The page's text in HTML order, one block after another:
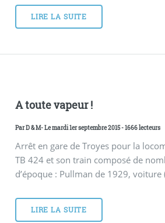
LIRE LA SUITE
A toute vapeur !
ParD & M- Le mardi 1er septembre 2015 - 1666 lecteurs
Arrêt en gare de Troyes pour la
TB 424 et son train composé de
d’époque : Pullman de 1929, voiture
LIRE LA SUITE